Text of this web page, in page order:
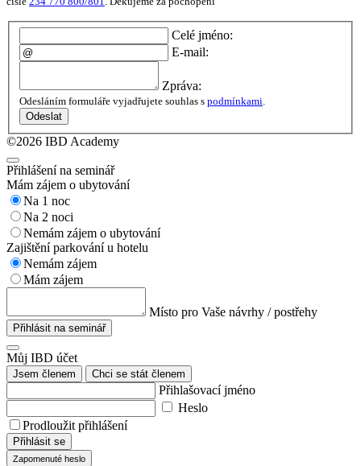
Celé jméno:
E-mail:
Zpráva:
Odesláním formuláře vyjadřujete souhlas s podmínkami
Odeslat
©2026 IBD Academy
Přihlášení na seminář
Mám zájem o ubytování
Na 1 noc
Na 2 noci
Nemám zájem o ubytování
Zajištění parkování u hotelu
Nemám zájem
Mám zájem
Místo pro Vaše návrhy / postřehy
Přihlásit na seminář
Můj IBD účet
Jsem členem Chci se stát členem
Přihlašovací jméno
Heslo
Prodloužit přihlášení
Přihlásit se
Zapomenuté heslo